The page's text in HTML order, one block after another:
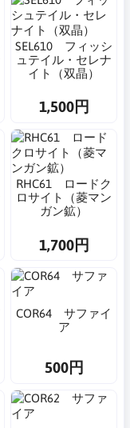
SEL610 フィッシ
ュテイル・セレナ
イト（双晶）
1,500円
RHC61 ロードク
ロサイト（菱マン
ガン鉱）
1,700円
COR64 サファイ
ア
500円